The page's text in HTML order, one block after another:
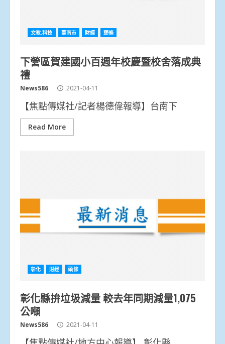
文教.科技 臺南市 財經 頭條
下營區賀建國小百週年校慶暨校舍落成典
禮
News586 2021-04-11
【焦點傳媒社/記者楊德偉報導】台南下
Read More
彰化 財經 頭條
彰化縣拚垃圾減量 較去年同期減量1,075
公噸
News586 2021-04-11